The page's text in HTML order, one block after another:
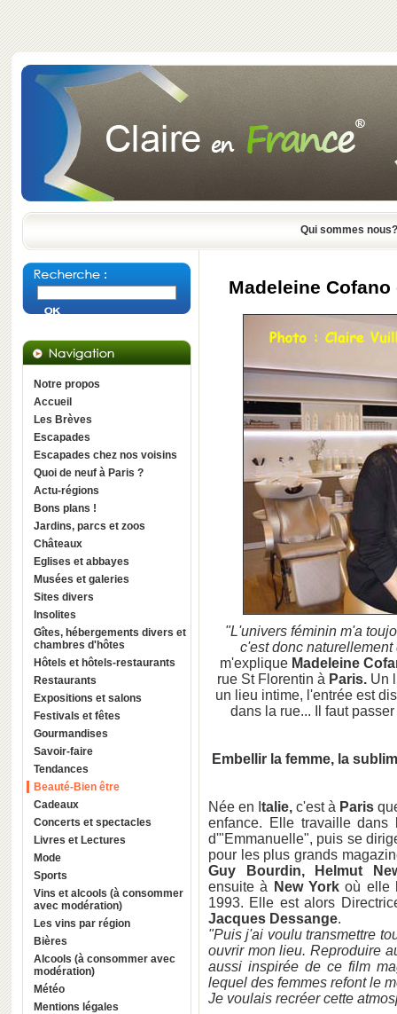
Qui sommes nous?
Notre propos
Accueil
Les Brèves
Escapades
Escapades chez nos voisins
Quoi de neuf à Paris ?
Actu-régions
Bons plans !
Jardins, parcs et zoos
Châteaux
Eglises et abbayes
Musées et galeries
Sites divers
Insolites
Gîtes, hébergements divers et
chambres d'hôtes
Hôtels et hôtels-restaurants
Restaurants
Expositions et salons
Festivals et fêtes
Gourmandises
Savoir-faire
Tendances
Beauté-Bien être
Cadeaux
Concerts et spectacles
Livres et Lectures
Mode
Sports
Vins et alcools (à consommer
avec modération)
Les vins par région
Bières
Alcools (à consommer avec
modération)
Météo
Mentions légales
Madeleine
"L'univers féminin m'a
c'est donc
m'explique Madeleine
rue St Florentin à Paris. Un
un lieu intime, l'entrée est
dans la rue... Il faut
Embellir la femme, la
Née en I talie, c'est à Paris
enfance. Elle travaille
d'"Emmanuelle", puis se
pour les plus grands
Guy Bourdin, Helmut
ensuite à
New Yorkoù elle
1993. Elle est alors
Jacques Dessange.
"Puis j'ai voulu transmettre
ouvrir mon lieu. Reproduire
aussi inspirée de ce film
lequel des femmes refont le
Je voulais recréer cette